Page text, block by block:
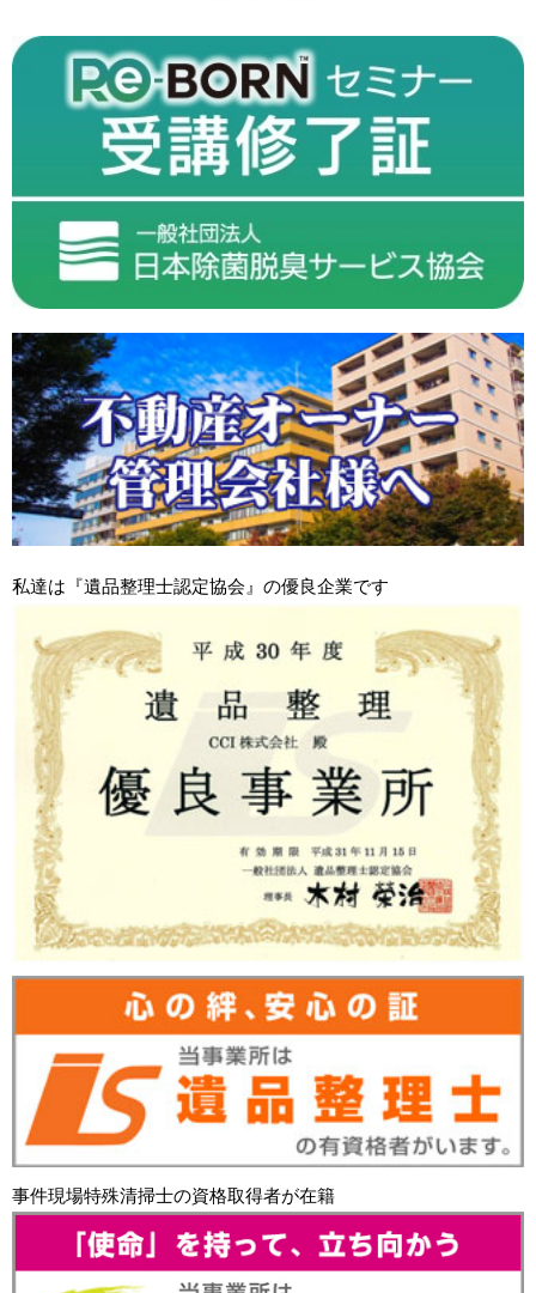
私達は『遺品整理士認定協会』の優良企業です
事件現場特殊清掃士の資格取得者が在籍